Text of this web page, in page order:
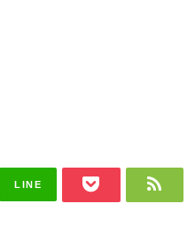
LINE